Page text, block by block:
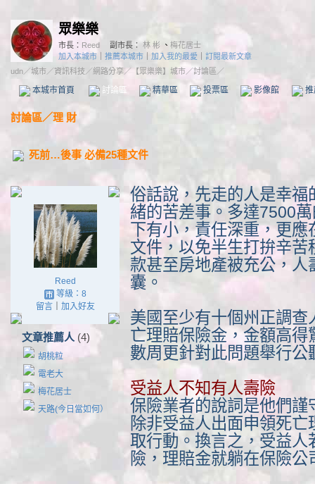
眾樂樂
市長： Reed 副市長： 林 彬 、 梅花居士
加入本城市
推薦本城市 加入我的最愛
訂閱最新文章
udn／城市／資訊科技 ／網路分享 ／ 【眾樂樂】城市／討論區／
本城市首頁 討論區 精華區 投票區 影像館
討論區／理 財
死前…後事 必備25種文件
Reed
等級：8
留言｜ 加入好友
文章推薦人 (4)
胡桃粒
電老大
梅花居士
天路(今日當如何）
俗話說，先走的人是幸
緒的苦差事。多達7500
下有小，責任深重，更
文件，以免半生打拚辛
款甚至房地產被充公，
囊。
美國至少有十個州正調
亡理賠保險金，金額高
數周更針對此問題舉行公
受益人不知有人壽險
保險業者的說詞是他們
除非受益人出面申領死
取行動。換言之，受益
險，理賠金就躺在保險公